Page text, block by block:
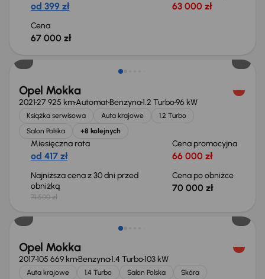
od 399 zł 63 000 zł
Cena
67 000 zł
Taniej o 1 500 zł
Opel Mokka
202127 925 kmAutomatBenzyna1.2 Turbo96 kW
Książka serwisowa Auta krajowe
1.2 Turbo
Salon Polska
+8 kolejnych
Miesięczna rata
od 417 zł
Cena promocyjna
66 000 zł
Najniższa cena z 30 dni przed
obniżką
71 500 zł
Cena po obniżce
70 000 zł
Opel Mokka
2017105 669 kmBenzyna1.4 Turbo103 kW
Auta krajowe 1.4 Turbo Salon Polska
Skóra